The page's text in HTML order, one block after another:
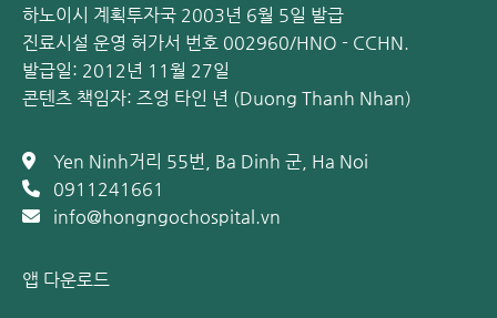
하노이시 계획투자국 2003년 6월 5일 발급
진료시설 운영 허가서 번호 002960/HNO - CCHN.
발급일: 2012년 11월 27일
콘텐츠 책임자: 즈엉 타인 년 (Duong Thanh Nhan)
Yen Ninh거리 55번, Ba Dinh 군, Ha Noi
0911241661
info@hongngochospital.vn
앱 다운로드